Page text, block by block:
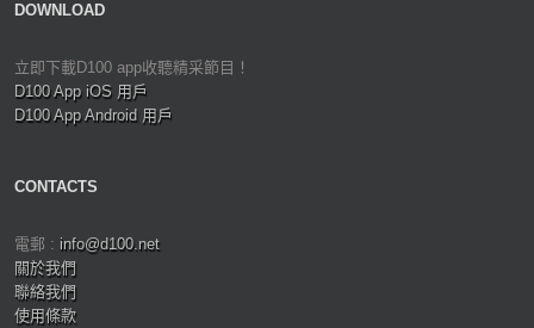
DOWNLOAD
立即下載D100 app收聽精采節目！
D100 App iOS 用戶
D100 App Android 用戶
CONTACTS
電郵 : info@d100.net
關於我們
聯絡我們
使用條款